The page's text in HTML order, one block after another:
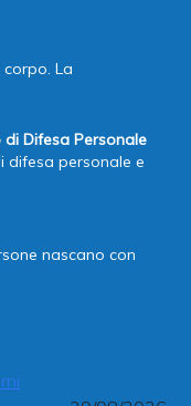
La
Difesa Personale
difesa personale e
nascano con